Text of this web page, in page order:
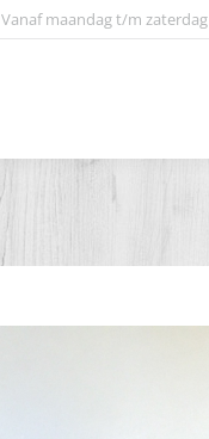
Vanaf maandag t/m